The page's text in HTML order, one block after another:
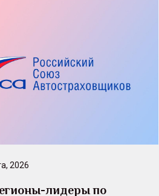
2026
лидеры по